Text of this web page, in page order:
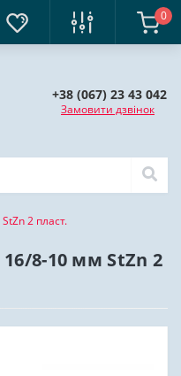
0
+38 (067) 23 43 042
Замовити дзвінок
2 пласт.
8-10 мм StZn 2